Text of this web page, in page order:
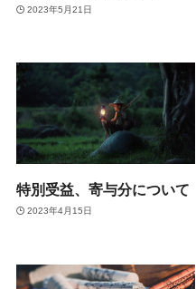
2023年5月21日
特別受益、寄与分について
2023年4月15日